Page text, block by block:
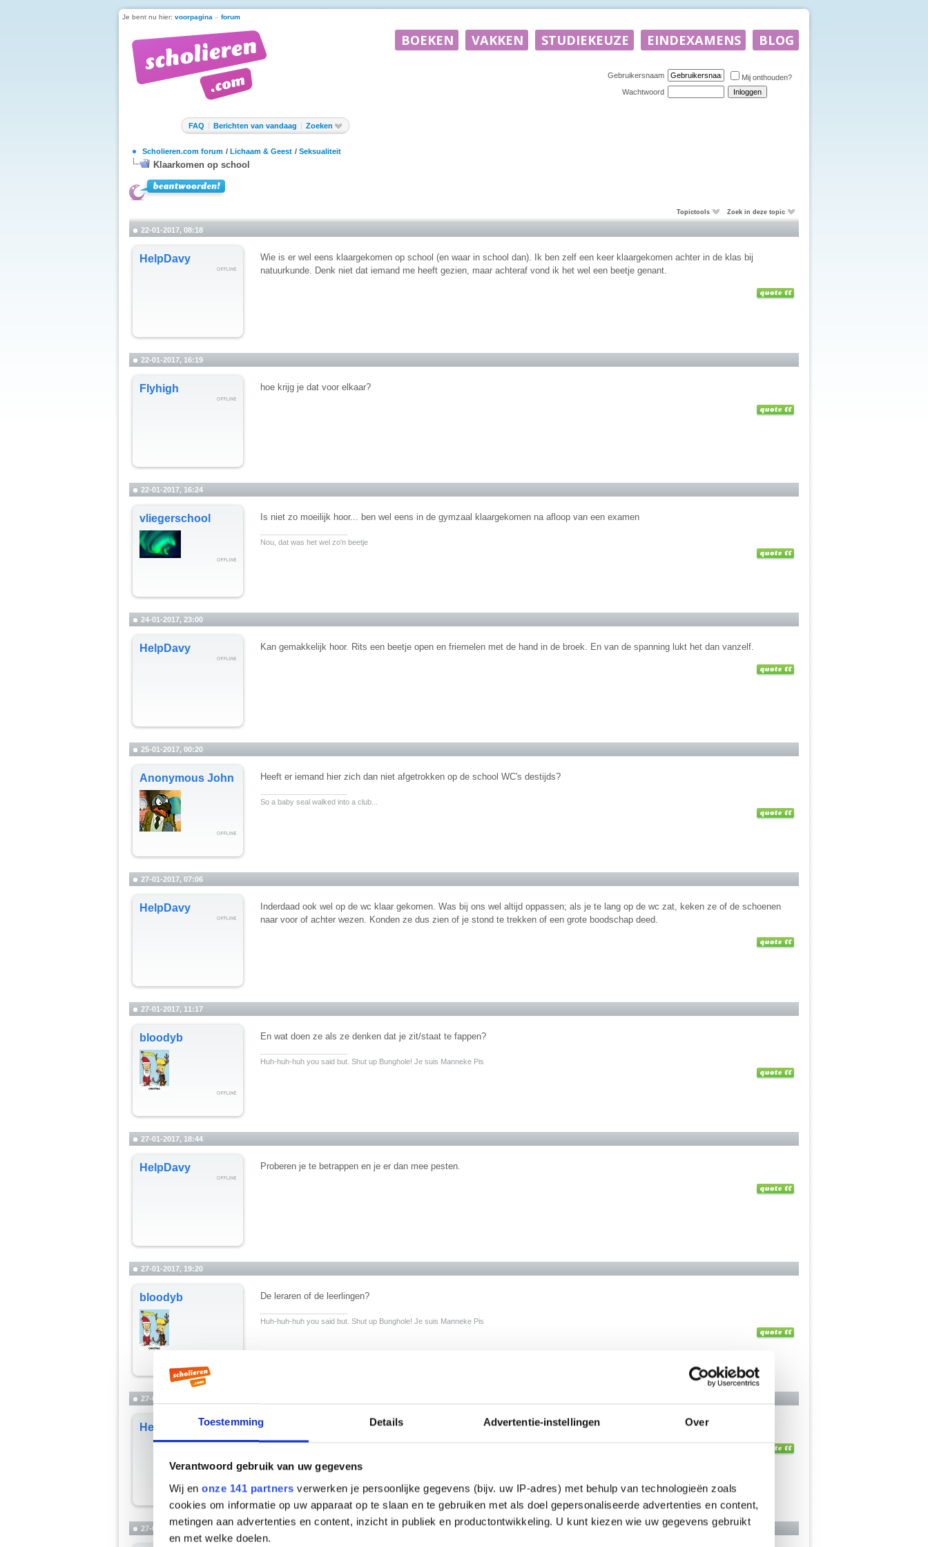
Toestemming Details Advertentie-instellingen Over
Verantwoord gebruik van uw gegevens
Wij en onze 141 partners verwerken je persoonlijke gegevens (bijv. uw IP-adres) met behulp van technologieën zoals
cookies om informatie op uw apparaat op te slaan en te gebruiken met als doel gepersonaliseerde advertenties en content,
metingen aan advertenties en content, inzicht in publiek en productontwikkeling. U kunt kiezen wie uw gegevens gebruikt
en met welke doelen.
Je bent nu hier: voorpagina » forum
Gebruikersnaam
Mij onthouden?
Wachtwoord
FAQ Berichten van vandaag Zoeken
Scholieren.com forum / Lichaam & Geest / Seksualiteit
Klaarkomen op school
Topictools Zoek in deze topic
22-01-2017, 08:18
HelpDavy
Wie is er wel eens klaargekomen op school (en waar in school dan). Ik ben zelf een keer klaargekomen achter in de klas bij
natuurkunde. Denk niet dat iemand me heeft gezien, maar achteraf vond ik het wel een beetje genant.
22-01-2017, 16:19
Flyhigh hoe krijg je dat voor elkaar?
22-01-2017, 16:24
vliegerschool
Is niet zo moeilijk hoor... ben wel eens in de gymzaal klaargekomen na afloop van een examen
Nou, dat was het wel zo'n beetje
24-01-2017, 23:00
HelpDavy Kan gemakkelijk hoor. Rits een beetje open en friemelen met de hand in de broek. En van de spanning lukt het dan vanzelf.
25-01-2017, 00:20
Anonymous John
Heeft er iemand hier zich dan niet afgetrokken op de school WC's destijds?
So a baby seal walked into a club...
27-01-2017, 07:06
HelpDavy
Inderdaad ook wel op de wc klaar gekomen. Was bij ons wel altijd oppassen; als je te lang op de wc zat, keken ze of de schoenen
naar voor of achter wezen. Konden ze dus zien of je stond te trekken of een grote boodschap deed.
27-01-2017, 11:17
bloodyb
En wat doen ze als ze denken dat je zit/staat te fappen?
Huh-huh-huh you said but. Shut up Bunghole! Je suis Manneke Pis
27-01-2017, 18:44
HelpDavy Proberen je te betrappen en je er dan mee pesten.
27-01-2017, 19:20
bloodyb
De leraren of de leerlingen?
Huh-huh-huh you said but. Shut up Bunghole! Je suis Manneke Pis
27-01-2017, 21:02
HelpDavy De leerlingen natuurlijk. Leraren hebben hun eigen toilet bij de lerarenkamer.
27-01-2017, 21:46